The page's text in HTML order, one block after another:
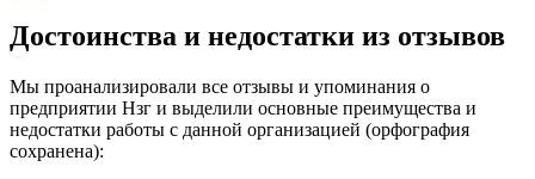
Достоинства и недостатки из отзывов
Мы проанализировали все отзывы и упоминания о
предприятии Нзг и выделили основные преимущества и
недостатки работы с данной организацией (орфография
сохранена):